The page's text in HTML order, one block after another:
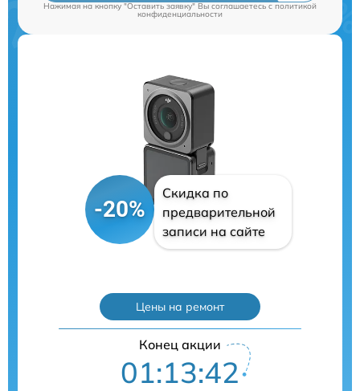
Нажимая на кнопку "Оставить заявку" Вы соглашаетесь cполитикой
конфиденциальности
-20%
Скидка по
предварительной
записи на сайте
Цены на ремонт
Конец акции
01:13:41